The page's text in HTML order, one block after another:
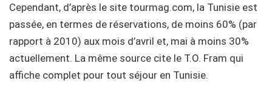
Cependant, d’après le site tourmag.com, la Tunisie est
passée, en termes de réservations, de moins 60% (par
rapport à 2010) aux mois d’avril et, mai à moins 30%
actuellement. La même source cite le T.O. Fram qui
affiche complet pour tout séjour en Tunisie.